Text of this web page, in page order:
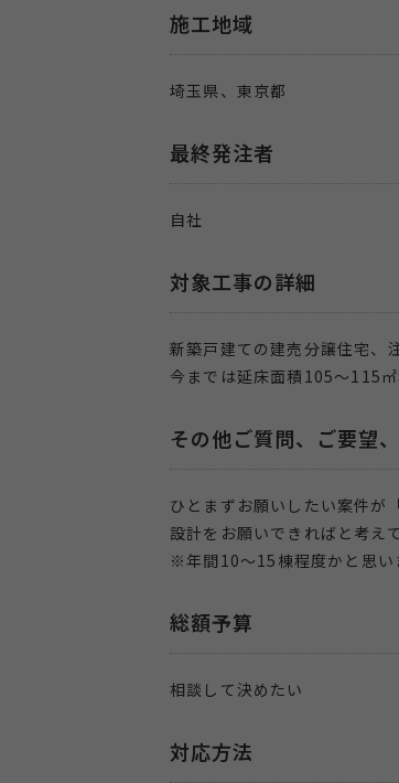
施工地域
埼玉県、東京都
最終発注者
自社
対象工事の詳細
新築戸建ての建売分譲住宅、
今までは延床面積105～115
その他ご質問、ご要望
ひとまずお願いしたい案件が
設計をお願いできればと考え
※年間10～15棟程度かと思い
総額予算
相談して決めたい
対応方法